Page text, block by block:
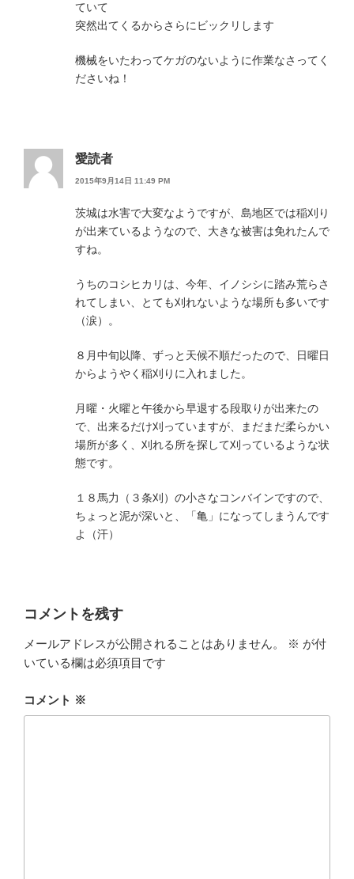
ていて
突然出てくるからさらにビックリします
機械をいたわってケガのないように作業なさってく
ださいね！
愛読者
2015年9月14日 11:49 PM
茨城は水害で大変なようですが、島地区では稲刈り
が出来ているようなので、大きな被害は免れたんで
すね。
うちのコシヒカリは、今年、イノシシに踏み荒らさ
れてしまい、とても刈れないような場所も多いです
（涙）。
８月中旬以降、ずっと天候不順だったので、日曜日
からようやく稲刈りに入れました。
月曜・火曜と午後から早退する段取りが出来たの
で、出来るだけ刈っていますが、まだまだ柔らかい
場所が多く、刈れる所を探して刈っているような状
態です。
１８馬力（３条刈）の小さなコンバインですので、
ちょっと泥が深いと、「亀」になってしまうんです
よ（汗）
コメントを残す
メールアドレスが公開されることはありません。 ※ が付
いている欄は必須項目です
コメント ※